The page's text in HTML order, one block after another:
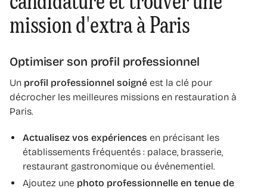
mission d'extra à Paris
Optimiser son profil professionnel
Un profil professionnel soigné est la clé pour
décrocher les meilleures missions en restauration à
Paris.
Actualisez vos expériences en précisant les
établissements fréquentés : palace, brasserie,
restaurant gastronomique ou événementiel.
Ajoutez une photo professionnelle en tenue de